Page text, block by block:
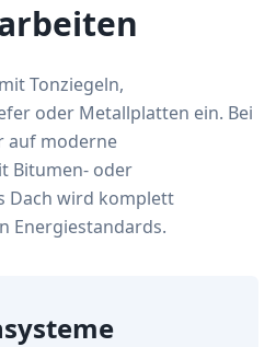
Tonziegeln,
oder Metallplatten ein. Bei
auf moderne
Bitumen- oder
Dach wird komplett
Energiestandards.